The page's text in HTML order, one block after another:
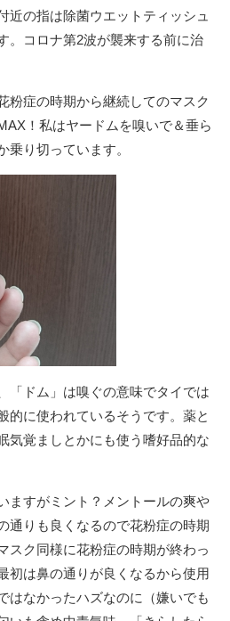
近の指は除菌ウエットティッシュ
。コロナ第2波が襲来する前に治
粉症の時期から継続してのマスク
！私はヤードムを嗅いで＆垂ら
乗り切っています。
「ドム」は嗅ぐの意味でタイでは
的に使われているそうです。薬と
気覚ましとかにも使う嗜好品的な
ますがミント？メントールの爽や
通りも良くなるので花粉症の時期
スク同様に花粉症の時期が終わっ
初は鼻の通りが良くなるから使用
はなかったハズなのに（嫌いでも